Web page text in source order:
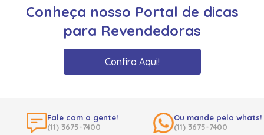
Conheça nosso Portal de dicas
para Revendedoras
Confira Aqui!
Fale com a gente!
(11) 3675-7400
Ou mande pelo whats!
(11) 3675-7400